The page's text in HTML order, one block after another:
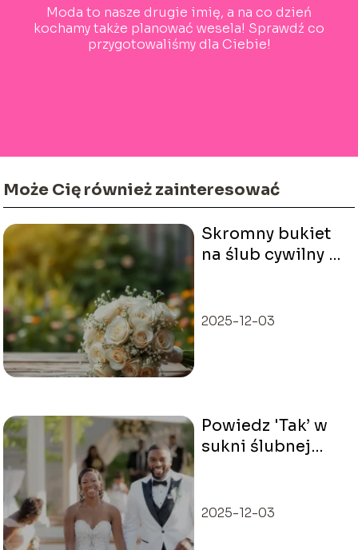
Moda to nasze drugie imię, a na co dzień
kochamy także planować wesela! Sprawdź co
przygotowaliśmy dla Ciebie!
Może Cię również zainteresować
Skromny bukiet
na ślub cywilny –
2025-12-03
Powiedz 'Tak’ w
sukni ślubnej
2025-12-03